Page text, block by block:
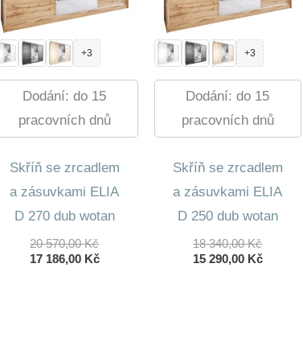
+3
Dodání: do 15
pracovních dnů
Skříň se zrcadlem
a zásuvkami ELIA
D 270 dub wotan
20 570,00KčPůvodní
Cena
17 186,00 KčAktuální
+3
Dodání: do 15
pracovních dnů
Skříň se zrcadlem
a zásuvkami ELIA
D 250 dub wotan
18 340,00KčPůvodní
Cena
15 290,00 KčAktuální